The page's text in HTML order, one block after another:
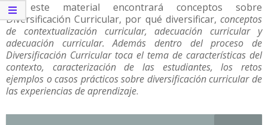
En este material encontrará conceptos sobre
Diversificación Curricular, por qué diversificar, conceptos
de contextualización curricular, adecuación curricular y
adecuación curricular. Además dentro del proceso de
Diversificación Curricular toca el tema de características del
contexto, caracterización de las estudiantes, los retos
ejemplos o casos prácticos sobre diversificación curricular de
las experiencias de aprendizaje.